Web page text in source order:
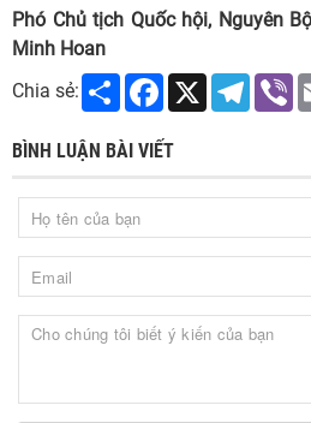
Phó Chủ tịch Quốc hội, Nguyên
Minh Hoan
Chia sẻ:
Share Facebook
X
BÌNH LUẬN BÀI VIẾT